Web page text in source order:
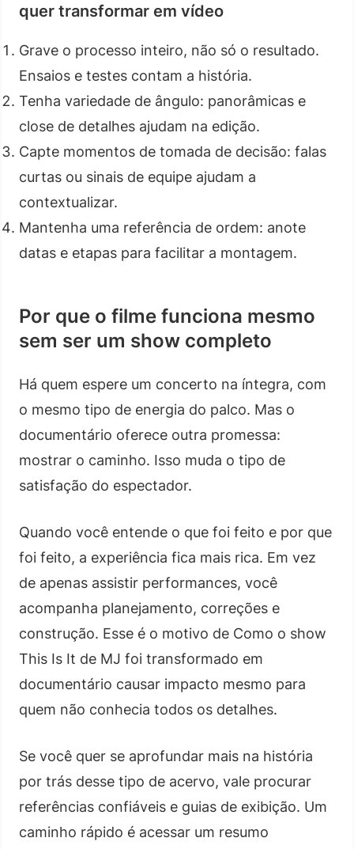
quer transformar em vídeo
Grave o processo inteiro, não só o resultado.
Ensaios e testes contam a história.
Tenha variedade de ângulo: panorâmicas e
close de detalhes ajudam na edição.
Capte momentos de tomada de decisão: falas
curtas ou sinais de equipe ajudam a
contextualizar.
Mantenha uma referência de ordem: anote
datas e etapas para facilitar a montagem.
Por que o filme funciona mesmo
sem ser um show completo
Há quem espere um concerto na íntegra, com
o mesmo tipo de energia do palco. Mas o
documentário oferece outra promessa:
mostrar o caminho. Isso muda o tipo de
satisfação do espectador.
Quando você entende o que foi feito e por que
foi feito, a experiência fica mais rica. Em vez
de apenas assistir performances, você
acompanha planejamento, correções e
construção. Esse é o motivo de Como o show
This Is It de MJ foi transformado em
documentário causar impacto mesmo para
quem não conhecia todos os detalhes.
Se você quer se aprofundar mais na história
por trás desse tipo de acervo, vale procurar
referências confiáveis e guias de exibição. Um
caminho rápido é acessar um resumo